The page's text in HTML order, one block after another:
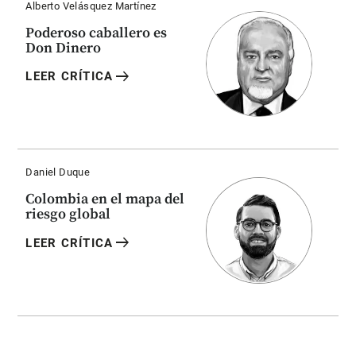
Alberto Velásquez Martínez
Poderoso caballero es
Don Dinero
LEER CRÍTICA arrow_right_alt
Daniel Duque
Colombia en el mapa del
riesgo global
LEER CRÍTICA arrow_right_alt